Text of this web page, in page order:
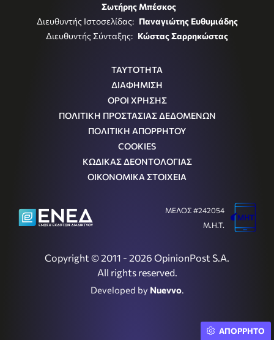
Σωτήρης Μπέσκος
Διευθυντής Ιστοσελίδας: Παναγιώτης Ευθυμιάδης
Διευθυντής Σύνταξης: Κώστας Σαρρηκώστας
ΤΑΥΤΟΤΗΤΑ
ΔΙΑΦΗΜΙΣΗ
ΟΡΟΙ ΧΡΗΣΗΣ
ΠΟΛΙΤΙΚΗ ΠΡΟΣΤΑΣΙΑΣ ΔΕΔΟΜΕΝΩΝ
ΠΟΛΙΤΙΚΗ ΑΠΟΡΡΗΤΟΥ
COOKIES
ΚΩΔΙΚΑΣ ΔΕΟΝΤΟΛΟΓΙΑΣ
ΟΙΚΟΝΟΜΙΚΑ ΣΤΟΙΧΕΙΑ
Copyright © 2011 - 2026 OpinionPost S.A.
All rights reserved.
Developed by Nuevvo.
ΜΕΛΟΣ #242054
Μ.Η.Τ.
ΑΠΟΡΡΗΤΟ